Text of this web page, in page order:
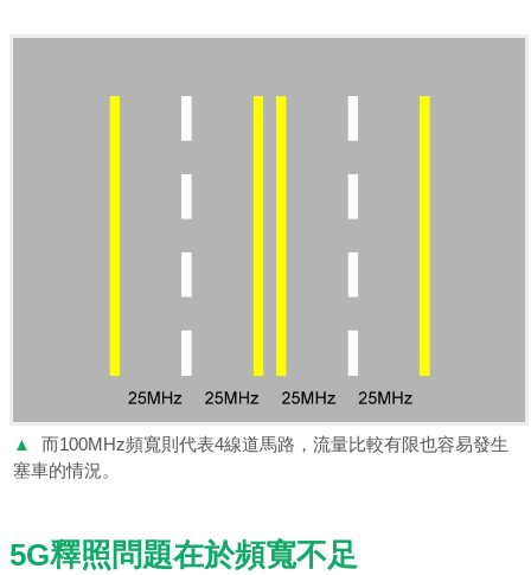
▲
而100MHz頻寬則代表4線道馬路，流量比較有限也容易發生
塞車的情況。
5G釋照問題在於頻寬不足